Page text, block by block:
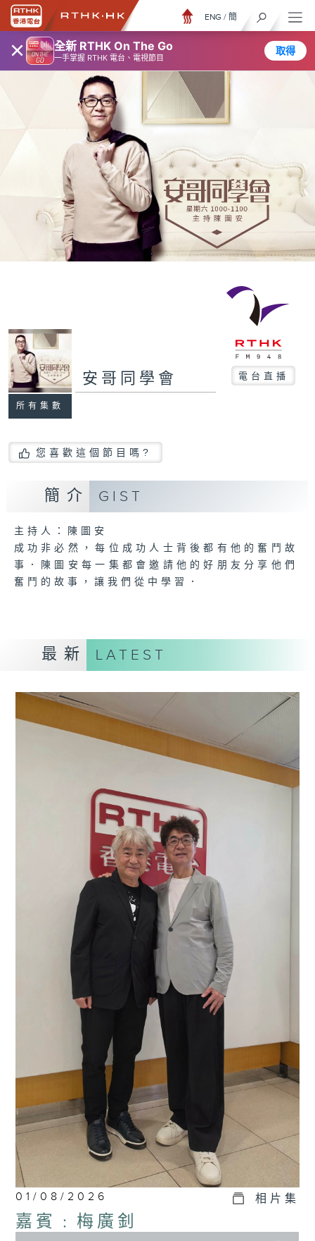
× 全新 RTHK On The Go
一手掌握 RTHK 電台、電視節目
取得
ENG / 簡
所有集數
安哥同學會 電台直播
您喜歡這個節目嗎?
簡介 GIST
主持人：陳圖安
成功非必然，每位成功人士背後都有他的奮鬥故
事．陳圖安每一集都會邀請他的好朋友分享他們
奮鬥的故事，讓我們從中學習．
最新 LATEST
01/08/2026 相片集
嘉賓﹕梅廣釗